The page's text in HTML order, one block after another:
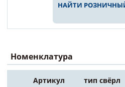
НАЙТИ
Номенклатура
Артикул тип свёрл